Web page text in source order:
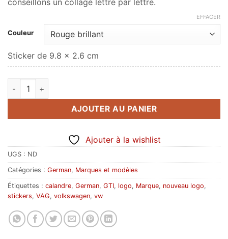
Couleur
EFFACER
Sticker de 9.8 x 2.6 cm
quantité de Logo de calandre Golf 6 GTI 1 couleur
AJOUTER AU PANIER
Ajouter à la wishlist
UGS : ND
Catégories : German, Marques et modèles
Étiquettes : calandre, German, GTI, logo, Marque, nouveau logo,
stickers, VAG, volkswagen, vw